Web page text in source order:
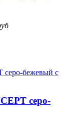
серо-